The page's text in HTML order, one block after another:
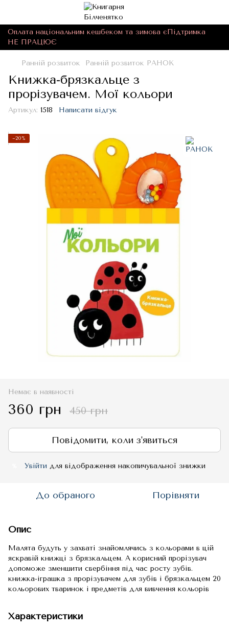
Оплата національним кешбеком та зимова єПідтримка
НЕ ПРАЦЮЄ
Ранній розвиток Ранній розвиток РАНОК
Книжка-брязкальце з
прорізувачем. Мої кольори
Артикул: 1518 Написати відгук
−20%
Немає в наявності
360 грн 450 грн
Повідомити, коли з'явиться
Увійти для відображення накопичувальної знижки
До обраного Порівняти
Опис
Малята будуть у захваті знайомлячись з кольорами в цій
яскравій книжці з брязкальцем. А корисний прорізувач
допоможе зменшити свербіння під час росту зубів.
книжка-іграшка з прорізувачем для зубів і брязкальцем 20
кольорових тваринок і предметів для вивчення кольорів
Характеристики